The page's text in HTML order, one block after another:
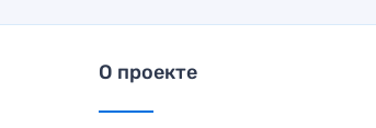
О проекте